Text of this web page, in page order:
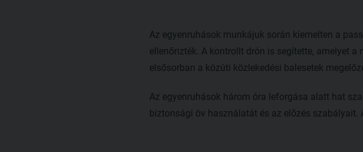
Az egyenruhások munkájuk során kiemelten a
ellenőrizték. A kontrollt drón is segítette, amelyet
elsősorban a közúti közlekedési balesetek
Az egyenruhások három óra leforgása alatt hat
biztonsági öv használatát és az előzés szabályait.